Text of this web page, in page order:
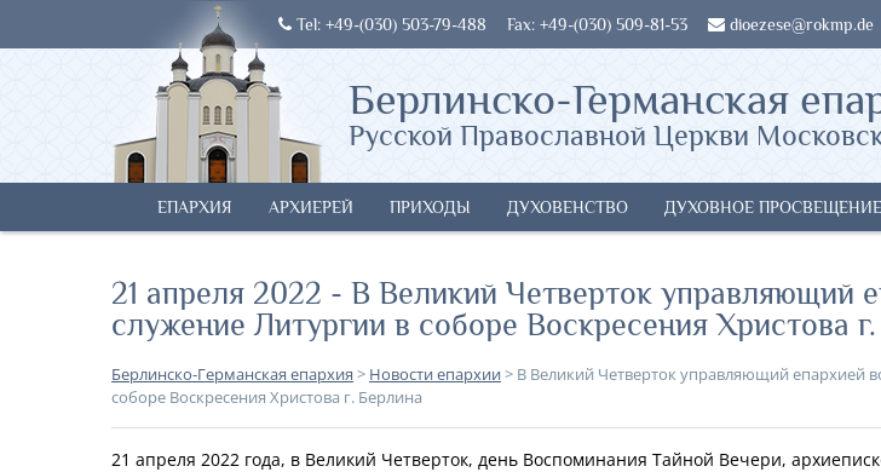
Tel: +49-(030) 503-79-488 Fax: +49-(030) 509-81-53 dioezese@rokmp.de
Берлинско-Германская
Русской Православной Церкви
ЕПАРХИЯ АРХИЕРЕЙ ПРИХОДЫ ДУХОВЕНСТВО ДУХОВНОЕ ПРОСВЕЩЕНИЕ
21 апреля 2022 - В Великий Четверток управляющий
служение Литургии в соборе Воскресения Христова
Берлинско-Германская епархия > Новости епархии> В Великий Четверток управляющий епархией
соборе Воскресения Христова г. Берлина
21 апреля 2022 года, в Великий Четверток, день Воспоминания Тайной Вечери,